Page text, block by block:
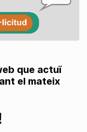
que actuï
el mateix